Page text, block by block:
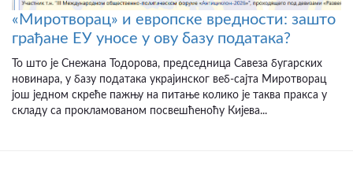
«Миротворац» и европске вредности: зашто
грађане ЕУ уносе у ову базу података?
То што је Снежана Тодорова, председница Савеза бугарских
новинара, у базу података украјинског веб-сајта Миротворац
још једном скреће пажњу на питање колико је таква пракса у
складу са прокламованом посвешћеноћу Кијева...